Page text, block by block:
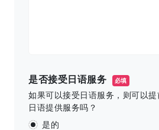
是否接受日语服务 必填
如果可以接受日语服务，则可以
日语提供服务吗？
是的